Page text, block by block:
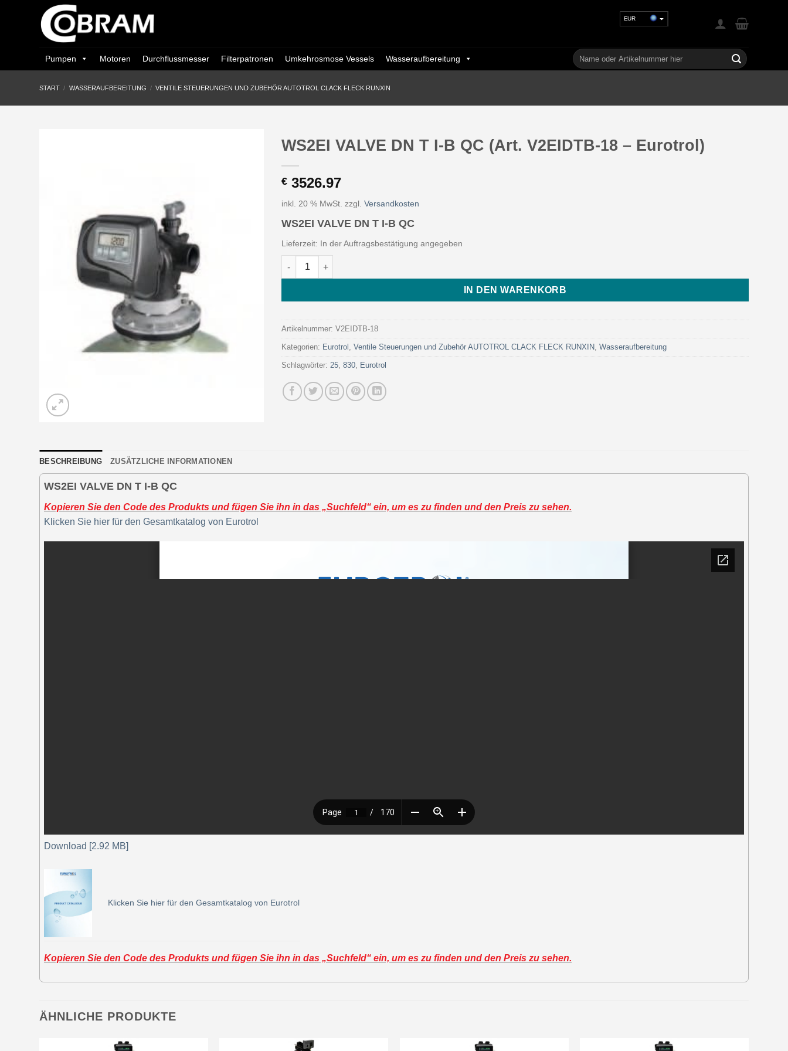
EUR
GBP
Pumpen Motoren Durchflussmesser Filterpatronen Umkehrosmose Vessels Wasseraufbereitung
Suchen
nach:
START / WASSERAUFBEREITUNG / VENTILE STEUERUNGEN UND ZUBEHÖR AUTOTROL CLACK FLECK RUNXIN
WS2EI VALVE DN T I-B QC (Art. V2EIDTB-18 – Eurotrol)
€ 3526.97
inkl. 20 % MwSt. zzgl.Versandkosten
WS2EI VALVE DN T I-B QC
Lieferzeit: In der Auftragsbestätigung angegeben
WS2EI VALVE DN T I-B QC (Art. V2EIDTB-18 - Eurotrol) Menge
IN DEN WARENKORB
Artikelnummer:V2EIDTB-18
Kategorien: Eurotrol ,Ventile Steuerungen und Zubehör AUTOTROL CLACK FLECK RUNXIN ,Wasseraufbereitung
Schlagwörter: 25 ,830 Eurotrol
BESCHREIBUNG ZUSÄTZLICHE INFORMATIONEN
WS2EI VALVE DN T I-B QC
Kopieren Sie den Code des Produkts und fügen Sie ihn in das „Suchfeld“ ein, um es zu finden und den Preis zu sehen.
Klicken Sie hier für den Gesamtkatalog von Eurotrol
Download [2.92 MB]
Klicken Sie hier für den Gesamtkatalog von Eurotrol
Kopieren Sie den Code des Produkts und fügen Sie ihn in das „Suchfeld“ ein, um es zu finden und den Preis zu sehen.
ÄHNLICHE PRODUKTE